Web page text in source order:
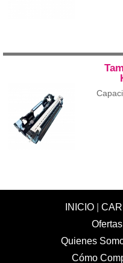
INICIO|
Ofertas
Quienes
Cómo